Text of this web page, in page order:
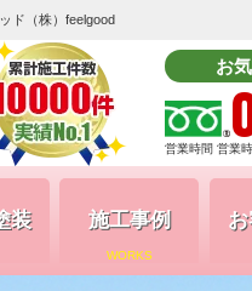
ド（株）feelgood
お
営業時間 営業
装 施工事例
WORKS